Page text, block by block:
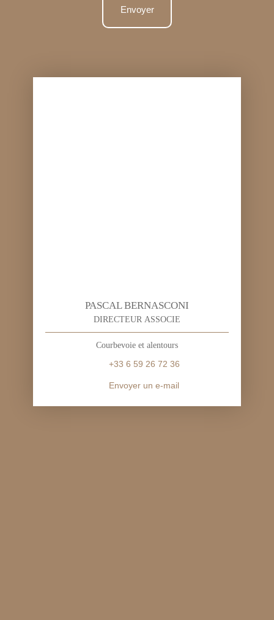
Envoyer
PASCAL BERNASCONI
DIRECTEUR ASSOCIE
Courbevoie et alentours
+33 6 59 26 72 36
Envoyer un e-mail